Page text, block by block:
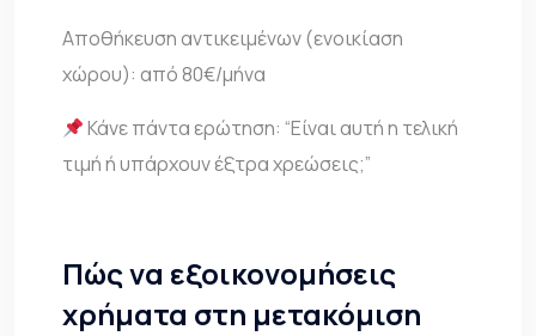
Αποθήκευση αντικειμένων (ενοικίαση
χώρου): από 80€/μήνα
Κάνε πάντα ερώτηση: “Είναι αυτή η τελική
τιμή ή υπάρχουν έξτρα χρεώσεις;”
Πώς να εξοικονομήσεις
χρήματα στη μετακόμιση